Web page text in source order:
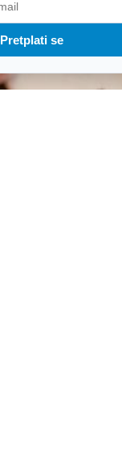
Pretplati se